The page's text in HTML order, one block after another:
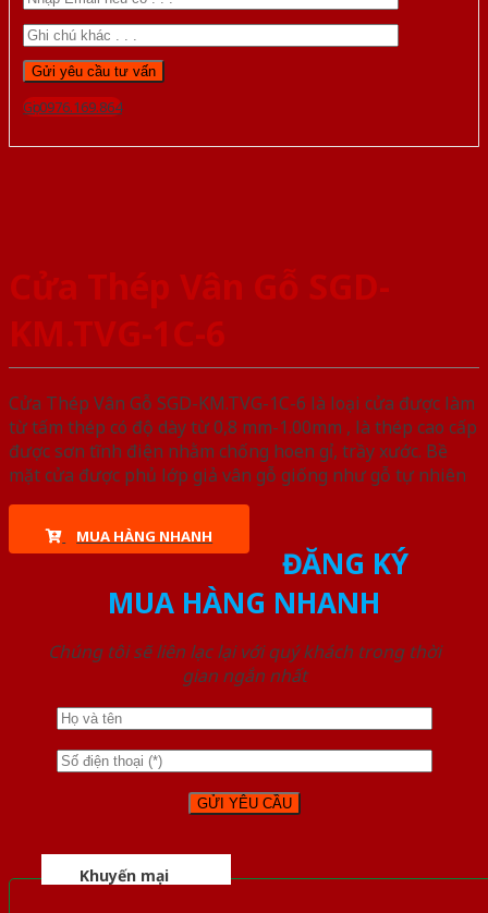
Gọi 0976.169.864
Cửa Thép Vân Gỗ SGD-
KM.TVG-1C-6
Cửa Thép Vân Gỗ SGD-KM.TVG-1C-6 là loại cửa được làm
từ tấm thép có độ dày từ 0,8 mm-1.00mm , là thép cao cấp
được sơn tĩnh điện nhằm chống hoen gỉ, trầy xước. Bề
mặt cửa được phủ lớp giả vân gỗ giống như gỗ tự nhiên
MUA HÀNG NHANH
ĐĂNG KÝ
MUA HÀNG NHANH
Chúng tôi sẽ liên lạc lại với quý khách trong thời
gian ngắn nhất
Khuyến mại